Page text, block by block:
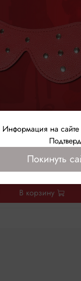
глаза глухая
1 290 ₽
В корзину
Информация на
Покинуть